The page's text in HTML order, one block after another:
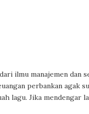
ilmu manajemen dan
perbankan agak
lagu. Jika mendengar